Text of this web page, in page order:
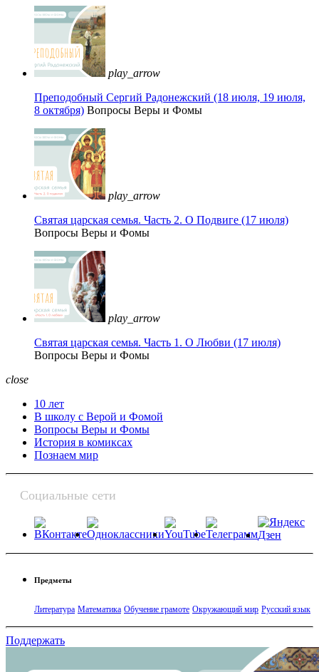
play_arrow
Преподобный Сергий Радонежский (18 июля, 19 июля,
8 октября) Вопросы Веры и Фомы
play_arrow
Святая царская семья. Часть 2. О Подвиге (17 июля)
Вопросы Веры и Фомы
play_arrow
Святая царская семья. Часть 1. О Любви (17 июля)
Вопросы Веры и Фомы
close
10 лет
В школу с Верой и Фомой
Вопросы Веры и Фомы
История в комиксах
Познаем мир
Социальные сети
Предметы
Литература Математика Обучение грамоте Окружающий мир Русский язык
Поддержать